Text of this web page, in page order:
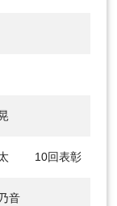
10回表彰
音